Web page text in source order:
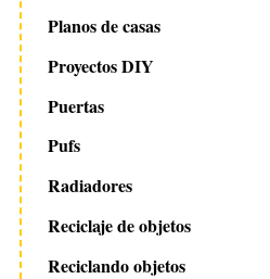
Planos de casas
Proyectos DIY
Puertas
Pufs
Radiadores
Reciclaje de objetos
Reciclando objetos